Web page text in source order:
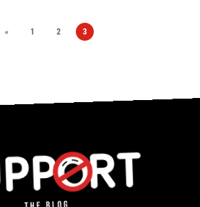
« 1 2 3